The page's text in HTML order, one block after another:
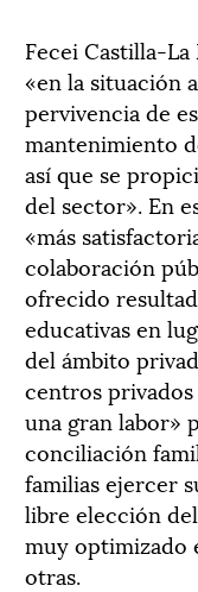
Fecei Castilla-
«en la situación
pervivencia de
mantenimiento
así que se
del sector». En
«más
colaboración
ofrecido
educativas en
del ámbito
centros
una gran labor»
conciliación
familias ejercer
libre elección
muy optimizado
otras.